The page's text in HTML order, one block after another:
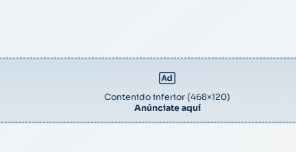
Contenido inferior (468×120)
Anúnciate aquí